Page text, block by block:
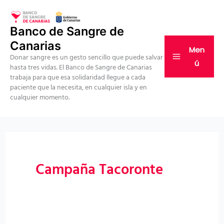
contenido
Banco de Sangre de
Canarias
Donar sangre es un gesto sencillo que puede salvar
hasta tres vidas. El Banco de Sangre de Canarias
trabaja para que esa solidaridad llegue a cada
paciente que la necesita, en cualquier isla y en
cualquier momento.
Men
ú
Campaña Tacoronte